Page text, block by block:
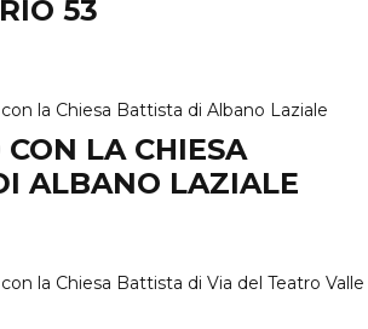
53
LA CHIESA
ALBANO LAZIALE